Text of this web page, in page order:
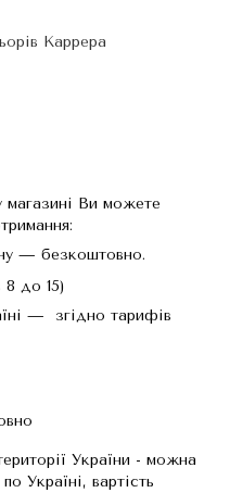
Каррера
магазині Ви можете
— безкоштовно.
8 до 15)
— згідно тарифів
України - можна
Україні, вартість